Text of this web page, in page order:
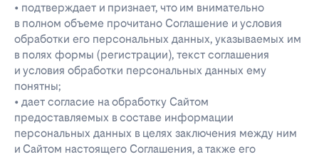
• подтверждает и признает, что им внимательно
в полном объеме прочитано Соглашение и условия
обработки его персональных данных, указываемых им
в полях формы (регистрации), текст соглашения
и условия обработки персональных данных ему
понятны;
• дает согласие на обработку Сайтом
предоставляемых в составе информации
персональных данных в целях заключения между ним
и Сайтом настоящего Соглашения, а также его